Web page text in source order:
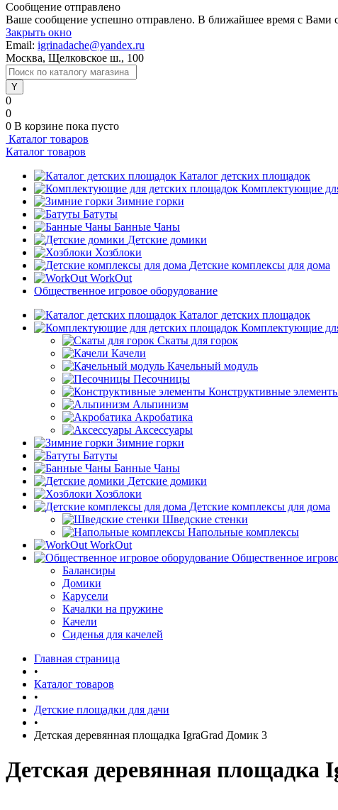
Сообщение отправлено
Ваше сообщение успешно отправлено. В ближайшее время с Вами
Закрыть окно
Email: igrinadache@yandex.ru
Москва, Щелковское ш., 100
0
0
0 В корзине пока пусто
Каталог товаров
Каталог товаров
Каталог детских площадок
Комплектующие
Зимние горки
Батуты
Банные Чаны
Детские домики
Хозблоки
Детские комплексы для дома
WorkOut
Общественное игровое оборудование
Каталог детских площадок
Комплектующие
Скаты для горок
Качели
Качельный модуль
Песочницы
Конструктивные
Альпинизм
Акробатика
Аксессуары
Зимние горки
Батуты
Банные Чаны
Детские домики
Хозблоки
Детские комплексы для дома
Шведские стенки
Напольные комплексы
WorkOut
Общественное
Балансиры
Домики
Карусели
Качалки на пружине
Качели
Сиденья для качелей
Главная страница
•
Каталог товаров
•
Детские площадки для дачи
•
Детская деревянная площадка IgraGrad Домик 3
Детская деревянная площадка